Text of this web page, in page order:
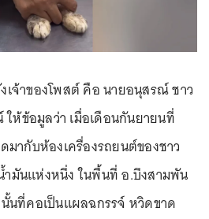
จ้าของโพสต์ คือ นายอนุสรณ์ ชาว
ห้ข้อมูลว่า เมื่อเดือนกันยายนที่
ากับห้องเครื่องรถยนต์ของชาว
มันแห่งหนึ่ง ในพื้นที่ อ.บึงสามพัน
นที่คอเป็นแผลฉกรรจ์ หวิดขาด